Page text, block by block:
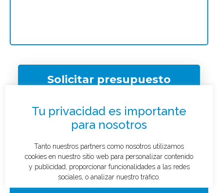
Solicitar presupuesto
¿Qué tipo de caso quieres investigar?